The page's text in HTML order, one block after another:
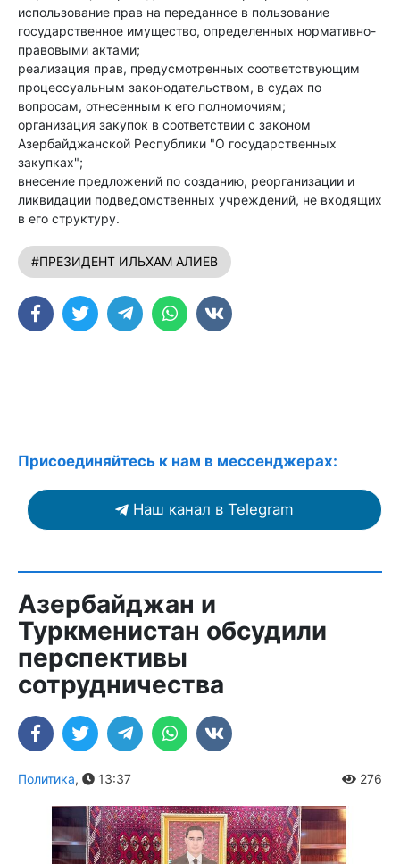
использование прав на переданное в пользование
государственное имущество, определенных нормативно-
правовыми актами;
реализация прав, предусмотренных соответствующим
процессуальным законодательством, в судах по
вопросам, отнесенным к его полномочиям;
организация закупок в соответствии с законом
Азербайджанской Республики "О государственных
закупках";
внесение предложений по созданию, реорганизации и
ликвидации подведомственных учреждений, не входящих
в его структуру.
#ПРЕЗИДЕНТ ИЛЬХАМ АЛИЕВ
Присоединяйтесь к нам в мессенджерах:
Наш канал в Telegram
Азербайджан и
Туркменистан обсудили
перспективы
сотрудничества
Политика, 13:37 276